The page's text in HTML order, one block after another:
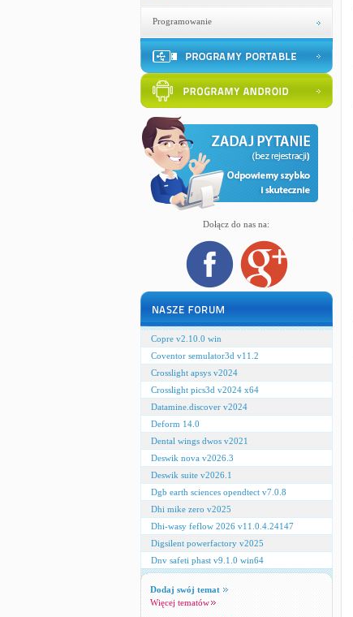
Programowanie
Dołącz do nas na:
Copre v2.10.0 win
Coventor semulator3d v11.2
Crosslight apsys v2024
Crosslight pics3d v2024 x64
Datamine.discover v2024
Deform 14.0
Dental wings dwos v2021
Deswik nova v2026.3
Deswik suite v2026.1
Dgb earth sciences opendtect v7.0.8
Dhi mike zero v2025
Dhi-wasy feflow 2026 v11.0.4.24147
Digsilent powerfactory v2025
Dnv safeti phast v9.1.0 win64
Dodaj swój temat
Więcej tematów